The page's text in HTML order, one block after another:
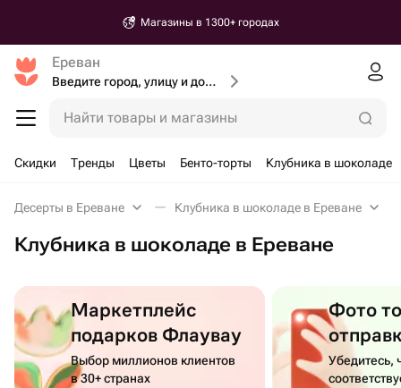
Магазины в 1300+ городах
Ереван
Введите город, улицу и дом доставки
Найти товары и магазины
Скидки Тренды Цветы Бенто-торты Клубника в шоколаде
Десерты в Ереване Клубника в шоколаде в Ереване
Клубника в шоколаде в Ереване
Маркетплейс
подарков Флаувау
Выбор миллионов клиентов
в 30+ странах
Фото
Убедитесь,